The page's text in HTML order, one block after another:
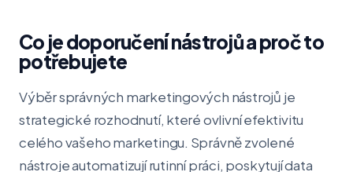
Co je doporučení nástrojů a proč to
potřebujete
Výběr správných marketingových nástrojů je
strategické rozhodnutí, které ovlivní efektivitu
celého vašeho marketingu. Správně zvolené
nástroje automatizují rutinní práci, poskytují data